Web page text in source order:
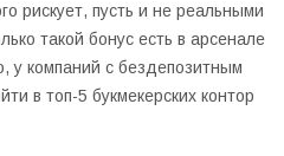
рискует, пусть и не реальными
такой бонус есть в арсенале
у компаний с бездепозитным
в топ-5 букмекерских контор